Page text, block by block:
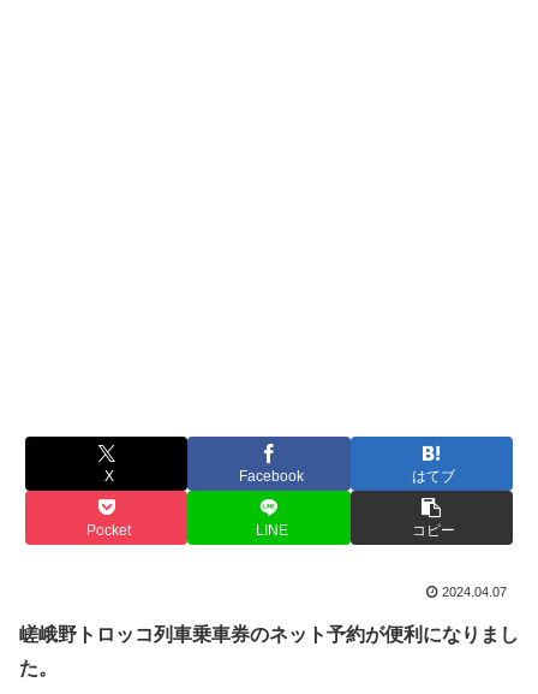
X Facebook はてブ
Pocket LINE コピー
2024.04.07
嵯峨野トロッコ列車乗車券のネット予約が便利になりまし
た。